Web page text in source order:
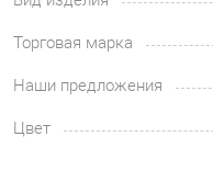
Торговая марка
Наши предложения
Цвет